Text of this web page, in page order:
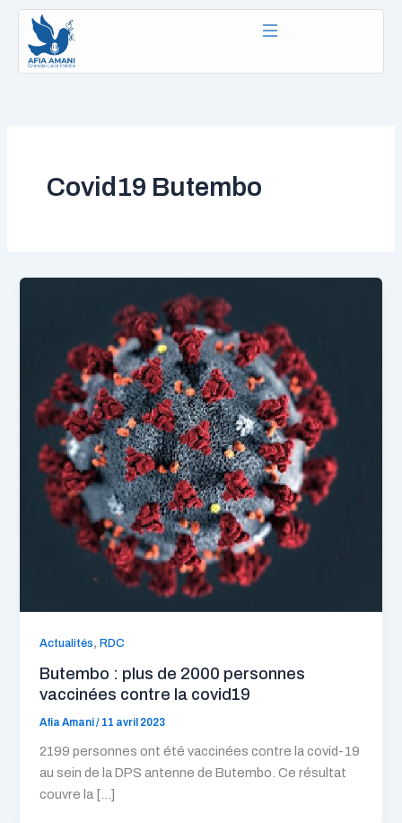
Aller
contenu
Covid19 Butembo
Actualités,RDC
Butembo : plus de 2000 personnes
vaccinées contre la covid19
Afia Amani/ 11 avril 2023
2199 personnes ont été vaccinées contre la covid-19
au sein de la DPS antenne de Butembo. Ce résultat
couvre la […]